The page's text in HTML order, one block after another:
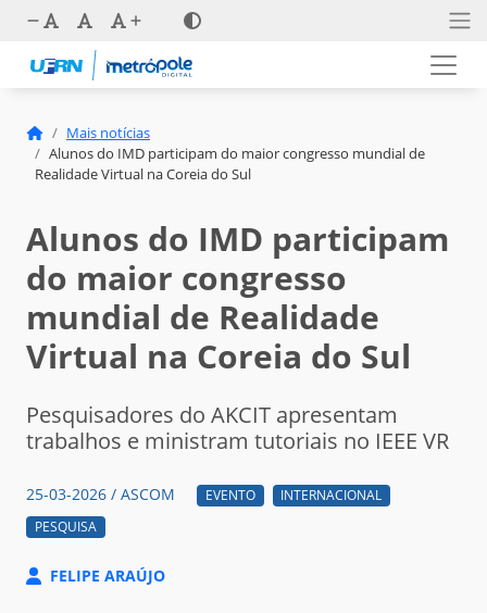
Mais notícias
Alunos do IMD participam do maior congresso mundial de
Realidade Virtual na Coreia do Sul
Alunos do IMD participam
do maior congresso
mundial de Realidade
Virtual na Coreia do Sul
Pesquisadores do AKCIT apresentam
trabalhos e ministram tutoriais no IEEE VR
25-03-2026 / ASCOM EVENTO
INTERNACIONAL
PESQUISA
FELIPE ARAÚJO